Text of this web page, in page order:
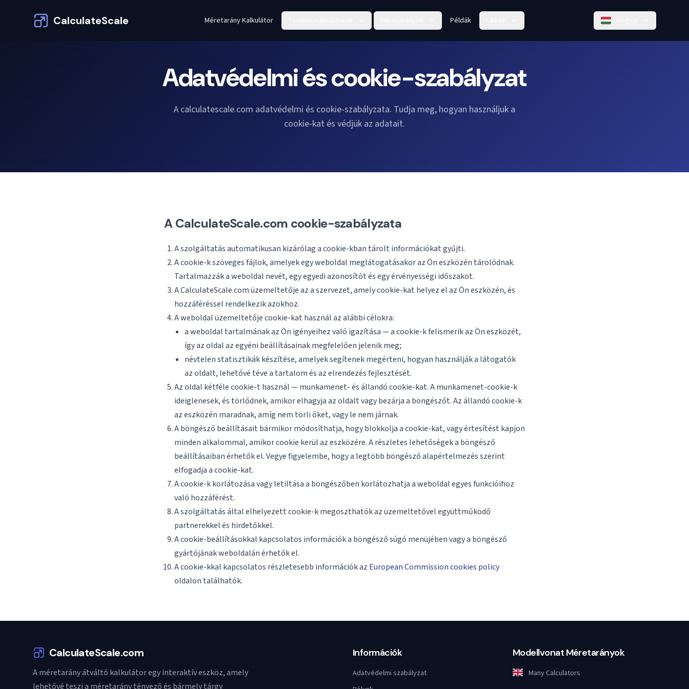
CalculateScale Méretarány Kalkulátor Példák
Adatvédelmi és cookie-szabályzat
A calculatescale.com adatvédelmi és cookie-szabályzata. Tudja meg, hogyan használjuk a
cookie-kat és védjük az adatait.
A CalculateScale.com cookie-szabályzata
A szolgáltatás automatikusan kizárólag a cookie-kban tárolt információkat gyűjti.
A cookie-k szöveges fájlok, amelyek egy weboldal meglátogatásakor az Ön eszközén tárolódnak.
Tartalmazzák a weboldal nevét, egy egyedi azonosítót és egy érvényességi időszakot.
A CalculateScale.com üzemeltetője az a szervezet, amely cookie-kat helyez el az Ön eszközén, és
hozzáféréssel rendelkezik azokhoz.
A weboldal üzemeltetője cookie-kat használ az alábbi célokra:
a weboldal tartalmának az Ön igényeihez való igazítása — a cookie-k felismerik az Ön eszközét,
így az oldal az egyéni beállításainak megfelelően jelenik meg;
névtelen statisztikák készítése, amelyek segítenek megérteni, hogyan használják a látogatók
az oldalt, lehetővé téve a tartalom és az elrendezés fejlesztését.
Az oldal kétféle cookie-t használ — munkamenet- és állandó cookie-kat. A munkamenet-cookie-k
ideiglenesek, és törlődnek, amikor elhagyja az oldalt vagy bezárja a böngészőt. Az állandó cookie-k
az eszközén maradnak, amíg nem törli őket, vagy le nem járnak.
A böngésző beállításait bármikor módosíthatja, hogy blokkolja a cookie-kat, vagy értesítést kapjon
minden alkalommal, amikor cookie kerül az eszközére. A részletes lehetőségek a böngésző
beállításaiban érhetők el. Vegye figyelembe, hogy a legtöbb böngésző alapértelmezés szerint
elfogadja a cookie-kat.
A cookie-k korlátozása vagy letiltása a böngészőben korlátozhatja a weboldal egyes funkcióihoz
való hozzáférést.
A szolgáltatás által elhelyezett cookie-k megoszthatók az üzemeltetővel együttműködő
partnerekkel és hirdetőkkel.
A cookie-beállításokkal kapcsolatos információk a böngésző súgó menüjében vagy a böngésző
gyártójának weboldalán érhetők el.
A cookie-kkal kapcsolatos részletesebb információk az European Commission cookies policy
oldalon találhatók.
CalculateScale.com
A méretarány átváltó kalkulátor egy interaktív eszköz, amely
lehetővé teszi a méretarány tényező és bármely tárgy
Információk
Adatvédelmi szabályzat
Modellvonat Méretarányok
Many Calculators